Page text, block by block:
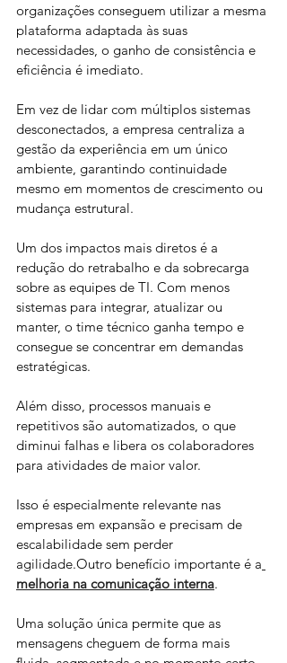
organizações conseguem utilizar a mesma
plataforma adaptada às suas
necessidades, o ganho de consistência e
eficiência é imediato.
Em vez de lidar com múltiplos sistemas
desconectados, a empresa centraliza a
gestão da experiência em um único
ambiente, garantindo continuidade
mesmo em momentos de crescimento ou
mudança estrutural.
Um dos impactos mais diretos é a
redução do retrabalho e da sobrecarga
sobre as equipes de TI. Com menos
sistemas para integrar, atualizar ou
manter, o time técnico ganha tempo e
consegue se concentrar em demandas
estratégicas.
Além disso, processos manuais e
repetitivos são automatizados, o que
diminui falhas e libera os colaboradores
para atividades de maior valor.
Isso é especialmente relevante nas
empresas em expansão e precisam de
escalabilidade sem perder
agilidade.Outro benefício importante é a
melhoria na comunicação interna.
Uma solução única permite que as
mensagens cheguem de forma mais